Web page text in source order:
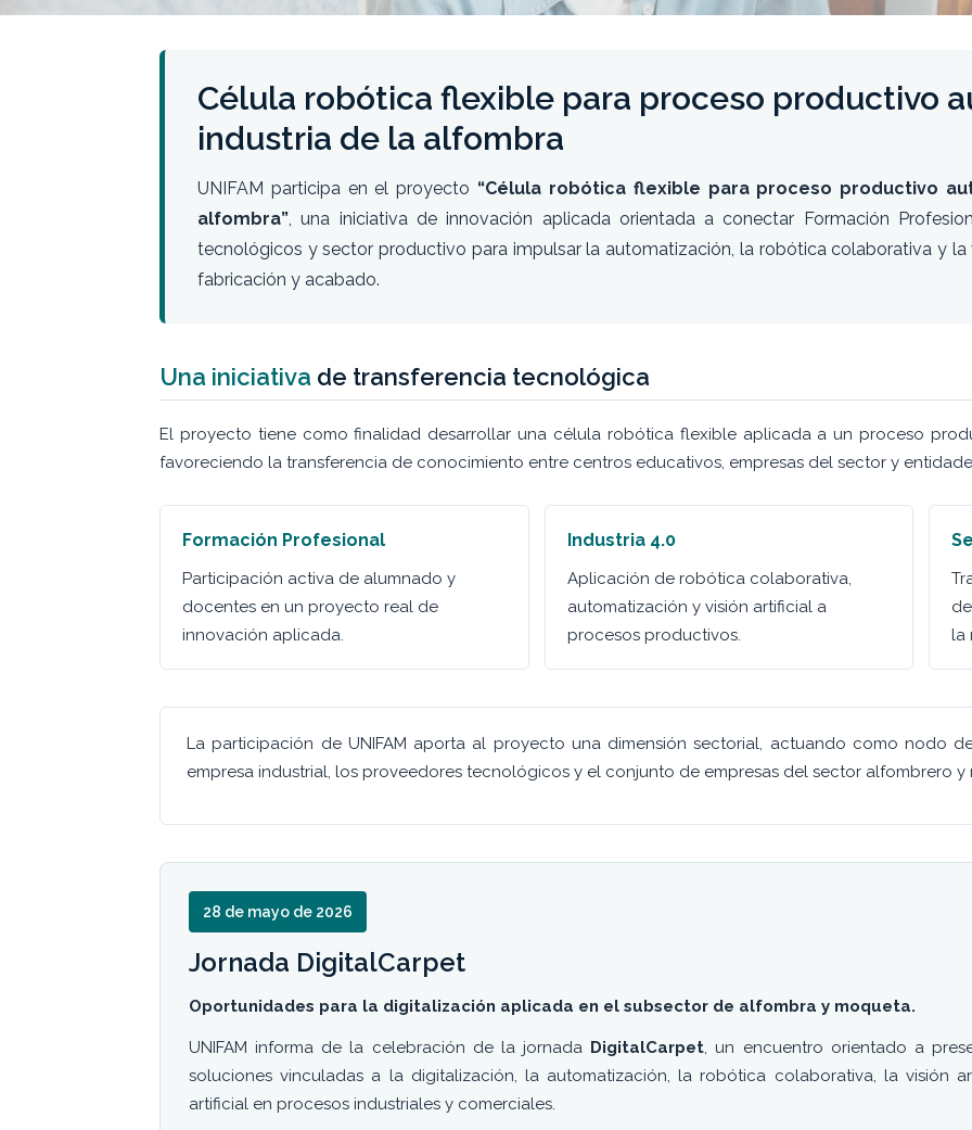
Célula robótica flexible para proceso productivo
industria de la alfombra
UNIFAM participa en el proyecto “Célula robótica flexible para proceso productivo
alfombra” , una iniciativa de innovación aplicada orientada a conectar Formación
tecnológicos y sector productivo para impulsar la automatización, la robótica colaborativa y la
fabricación y acabado.
Una iniciativa de transferencia tecnológica
El proyecto tiene como finalidad desarrollar una célula robótica flexible aplicada a un proceso
favoreciendo la transferencia de conocimiento entre centros educativos, empresas del sector y
Formación Profesional
Participación activa de alumnado y
docentes en un proyecto real de
innovación aplicada.
Industria 4.0
Aplicación de robótica colaborativa,
automatización y visión artificial a
procesos productivos.
la
La participación de UNIFAM aporta al proyecto una dimensión sectorial, actuando como nodo
empresa industrial, los proveedores tecnológicos y el conjunto de empresas del sector alfombrero y
28 de mayo de 2026
Jornada DigitalCarpet
Oportunidades para la digitalización aplicada en el subsector de alfombra y moqueta.
UNIFAM informa de la celebración de la jornada DigitalCarpet, un encuentro orientado a
soluciones vinculadas a la digitalización, la automatización, la robótica colaborativa, la visión
artificial en procesos industriales y comerciales.